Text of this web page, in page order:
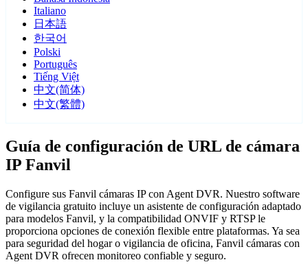
Italiano
日本語
한국어
Polski
Português
Tiếng Việt
中文(简体)
中文(繁體)
Guía de configuración de URL de cámara
IP Fanvil
Configure sus Fanvil cámaras IP con Agent DVR. Nuestro software
de vigilancia gratuito incluye un asistente de configuración adaptado
para modelos Fanvil, y la compatibilidad ONVIF y RTSP le
proporciona opciones de conexión flexible entre plataformas. Ya sea
para seguridad del hogar o vigilancia de oficina, Fanvil cámaras con
Agent DVR ofrecen monitoreo confiable y seguro.